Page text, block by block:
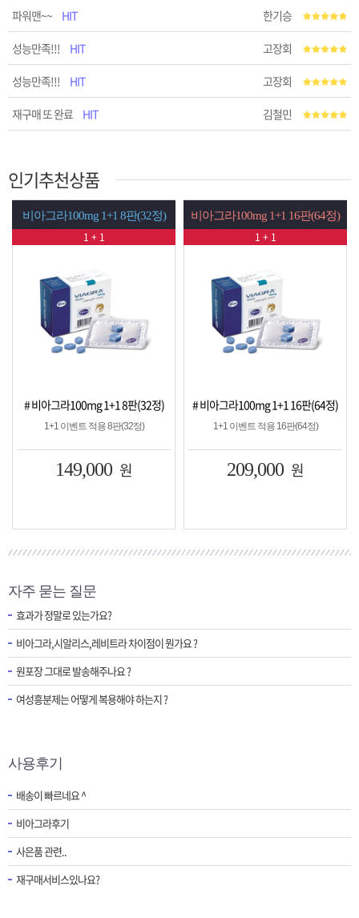
파워맨~~ HIT 한기승
성능만족!!! HIT 고장회
성능만족!!! HIT 고장회
재구매 또 완료 HIT 김철민
인기추천상품
1+1 8판(32정)
1+1 8판(32정)
용 8판(32정)
비아그라100mg 1+1 16판(64정)
# 비아그라100mg 1+1 16판(64정)
1+1 이벤트 적용 16판(64정)
시알리스20mg
# 시알리스20mg
1+1 이벤트 적용
자주 묻는 질문
효과가 정말로 있는가요?
비아그라,시알리스,레비트라 차이점이 뭔가요 ?
원포장 그대로 발송해주나요 ?
여성흥분제는 어떻게 복용해야 하는지 ?
사용후기
배송이 빠르네요 ^
비아그라후기
사은품 관련..
재구매서비스있나요?